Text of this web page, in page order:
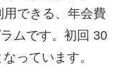
できる、年会費
ムです。初回 30
っています。